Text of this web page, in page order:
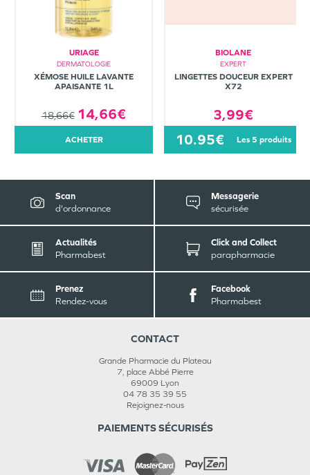
URIAGE
DERMATOLOGIE
XÉMOSE HUILE LAVANTE
APAISANTE 1L
18,66€ 14,66€
ACHETER
BIOLANE
EXPERT
LINGETTES DOUCEUR EXPERT
X72
3,99€
10.95€ les 5 produits
Scan
d'ordonnance
Messagerie
sécurisée
Actualités
Pharmabest
Click and Collect
parapharmacie
Prenez
Rendez-vous
Facebook
Pharmabest
CONTACT
Grande Pharmacie du Plateau
7, place Abbé Pierre
69009 Lyon
04 78 35 39 55
Rejoignez-nous
PAIEMENTS SÉCURISÉS